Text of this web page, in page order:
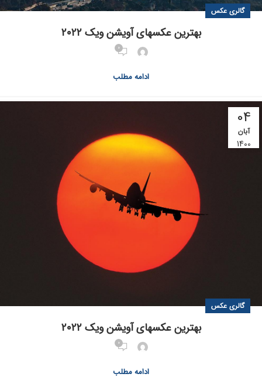
گالری عکس
بهترین عکسهای آویشن ویک ۲۰۲۲
0
ادامه مطلب
04
آبان
1400
گالری عکس
بهترین عکسهای آویشن ویک ۲۰۲۲
0
ادامه مطلب